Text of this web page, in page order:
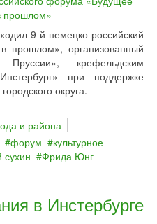
9-й немецко-российский
прошлом», организованный
Пруссии», крефельдским
при поддержке
округа.
и района
форум
культурное
сухин Фрида Юнг
в Инстербурге